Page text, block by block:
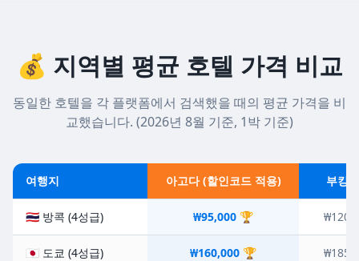
💰 지역별 평균 호텔 가격 비교
동일한 호텔을 각 플랫폼에서 검색했을 때의 평균 가격을 비
교했습니다. (2026년 8월 기준, 1박 기준)
여행지 아고다 (할인코드 적용) 부킹
🇹🇭 방콕 (4성급) ₩95,000 🏆
🇯🇵 도쿄 (4성급) ₩160,000 🏆